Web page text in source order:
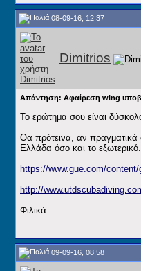
08-09-16, 12:37
Dimitrios
Απάντηση: Αφαίρεση wing
Το ερώτημα σου είναι
Θα πρότεινα, αν πραγματικά
Ελλάδα όσο και το εξωτερικό.
https://www.gue.com/
http://
Φιλικά
09-09-16, 08:58